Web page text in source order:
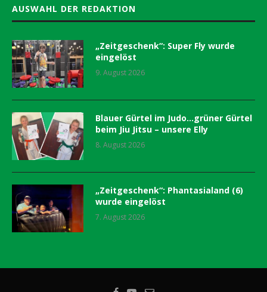
AUSWAHL DER REDAKTION
„Zeitgeschenk“: Super Fly wurde
eingelöst
9. August 2026
Blauer Gürtel im Judo…grüner Gürtel
beim Jiu Jitsu – unsere Elly
8. August 2026
„Zeitgeschenk“: Phantasialand (6)
wurde eingelöst
7. August 2026